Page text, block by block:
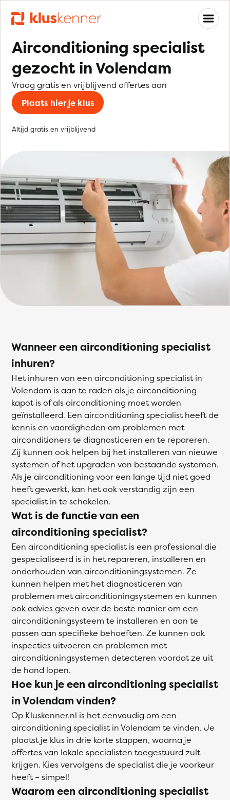
Airconditioning specialist
gezocht in Volendam
Vraag gratis en vrijblijvend offertes aan
Plaats hier je klus
Altijd gratis en vrijblijvend
Wanneer een airconditioning specialist
inhuren?
Het inhuren van een airconditioning specialist in
Volendam is aan te raden als je airconditioning
kapot is of als airconditioning moet worden
geïnstalleerd. Een airconditioning specialist heeft de
kennis en vaardigheden om problemen met
airconditioners te diagnosticeren en te repareren.
Zij kunnen ook helpen bij het installeren van nieuwe
systemen of het upgraden van bestaande systemen.
Als je airconditioning voor een lange tijd niet goed
heeft gewerkt, kan het ook verstandig zijn een
specialist in te schakelen.
Wat is de functie van een
airconditioning specialist?
Een airconditioning specialist is een professional die
gespecialiseerd is in het repareren, installeren en
onderhouden van airconditioningsystemen. Ze
kunnen helpen met het diagnosticeren van
problemen met airconditioningsystemen en kunnen
ook advies geven over de beste manier om een
airconditioningsysteem te installeren en aan te
passen aan specifieke behoeften. Ze kunnen ook
inspecties uitvoeren en problemen met
airconditioningsystemen detecteren voordat ze uit
de hand lopen.
Hoe kun je een airconditioning specialist
in Volendam vinden?
Op Kluskenner.nl is het eenvoudig om een
airconditioning specialist in Volendam te vinden. Je
plaatst je klus in drie korte stappen, waarna je
offertes van lokale specialisten toegestuurd zult
krijgen. Kies vervolgens de specialist die je voorkeur
heeft – simpel!
Waarom een airconditioning specialist